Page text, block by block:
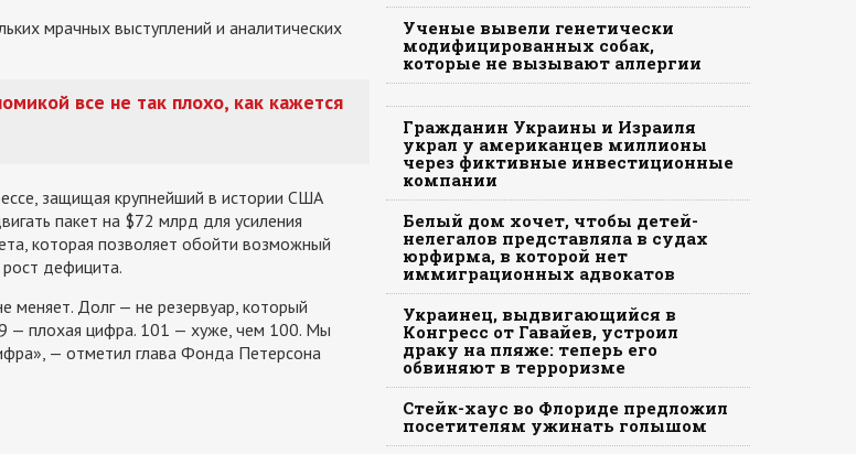
мрачных выступлений и аналитических
все не так плохо, как кажется
защищая крупнейший в истории США
пакет на $72 млрд для усиления
которая позволяет обойти возможный
дефицита.
меняет. Долг — не резервуар, который
— плохая цифра. 101 — хуже, чем 100. Мы
— отметил глава Фонда Петерсона
Ученые вывели генетически
модифицированных собак,
которые не вызывают аллергии
Гражданин Украины и Израиля
украл у американцев миллионы
через фиктивные инвестиционные
компании
Белый дом хочет, чтобы детей-
нелегалов представляла в судах
юрфирма, в которой нет
иммиграционных адвокатов
Украинец, выдвигающийся в
Конгресс от Гавайев, устроил
драку на пляже: теперь его
обвиняют в терроризме
Стейк-хаус во Флориде предложил
посетителям ужинать голышом